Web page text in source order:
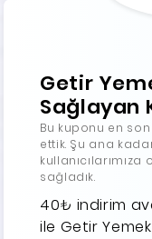
Getir
Sağlayan
Bu kuponu en
ettik. Şu ana
sağladık.
40₺ indirim
ile Getir